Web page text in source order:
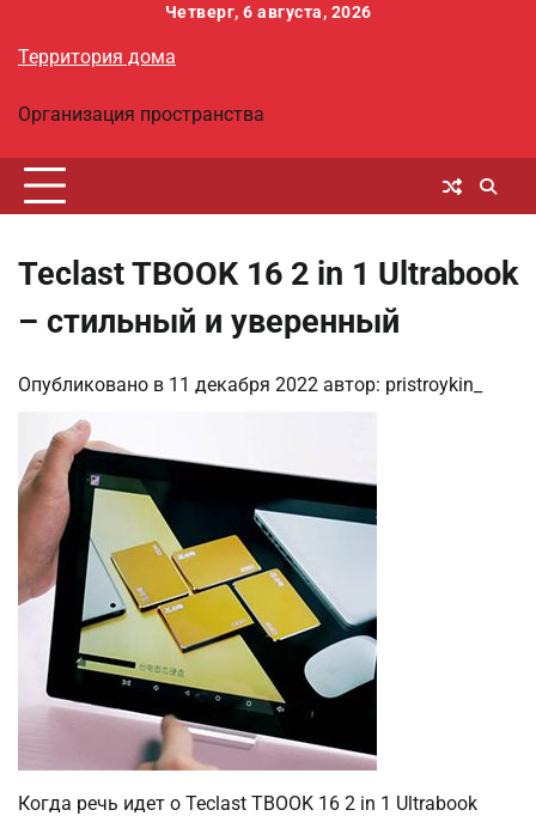
содержимому
Четверг, 6 августа, 2026
Территория дома
Организация пространства
Teclast TBOOK 16 2 in 1 Ultrabook
– стильный и уверенный
Опубликовано в 11 декабря 2022 автор: pristroykin_
Когда речь идет о Teclast TBOOK 16 2 in 1 Ultrabook